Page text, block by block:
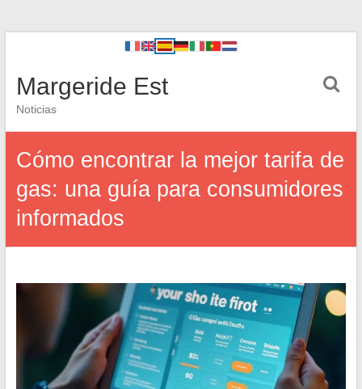
Margeride Est
Noticias
Cómo encontrar la mejor tarifa de
gas: una guía para consumidores
informados